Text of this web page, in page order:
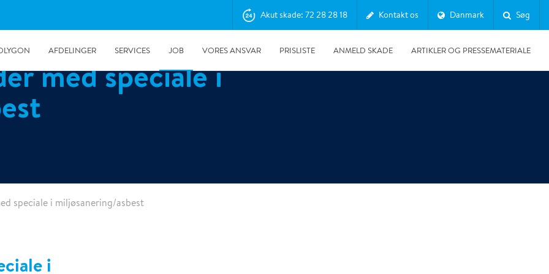
Akut skade: 72 28 28 18 Kontakt os Danmark Søg
AFDELINGER SERVICES JOB VORES ANSVAR PRISLISTE ANMELD SKADE ARTIKLER OG PRESSEMATERIALE
med speciale i
speciale i miljøsanering/asbest
i